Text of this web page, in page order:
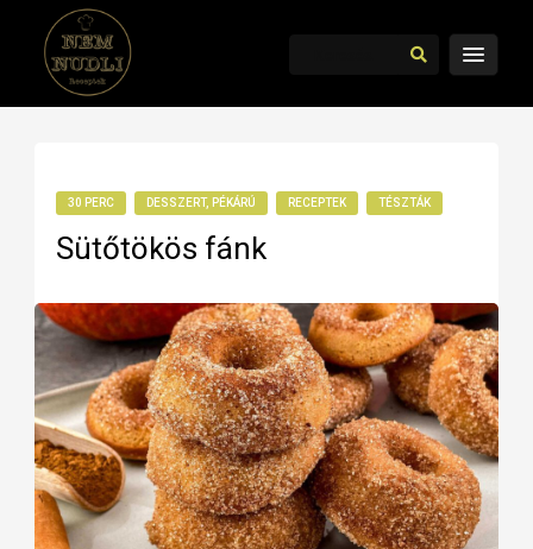
30 PERC DESSZERT, PÉKÁRÚ RECEPTEK TÉSZTÁK
Sütőtökös fánk